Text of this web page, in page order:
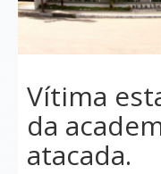
Vítima
da
atacada.